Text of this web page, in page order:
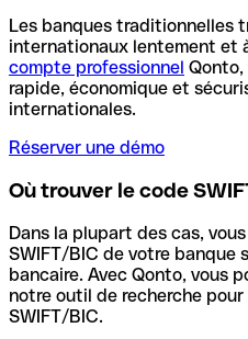
Les banques traditionnelles
internationaux lentement et
compte professionnel Qonto,
rapide, économique et
internationales.
Réserver une démo
Où trouver le code
Dans la plupart des cas,
SWIFT/BIC de votre banque
bancaire. Avec Qonto, vous
notre outil de recherche
SWIFT/BIC.